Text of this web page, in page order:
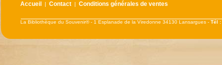
Accueil |Contact |Conditions générales de ventes
La Bibliothèque du Souvenir® - 1 Esplanade de la Viredonne 34130 Lansargues -Tél